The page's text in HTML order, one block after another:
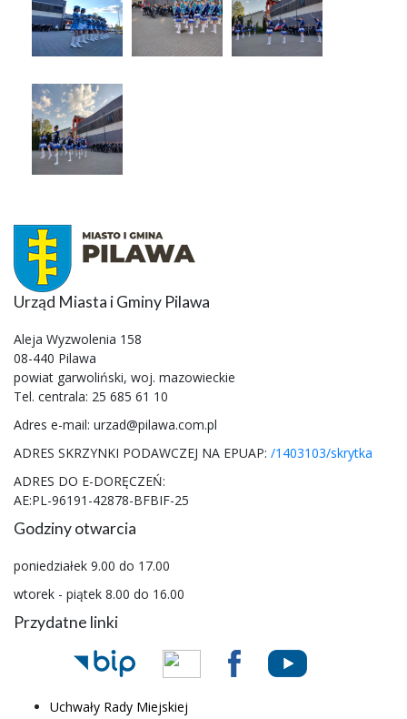
Urząd Miasta i Gminy Pilawa
Aleja Wyzwolenia 158
08-440 Pilawa
powiat garwoliński, woj. mazowieckie
Tel. centrala: 25 685 61 10
Adres e-mail: urzad@pilawa.com.pl
ADRES SKRZYNKI PODAWCZEJ NA EPUAP: /1403103/skrytka
ADRES DO E-DORĘCZEŃ:
AE:PL-96191-42878-BFBIF-25
Godziny otwarcia
poniedziałek 9.00 do 17.00
wtorek - piątek 8.00 do 16.00
Przydatne linki
Uchwały Rady Miejskiej